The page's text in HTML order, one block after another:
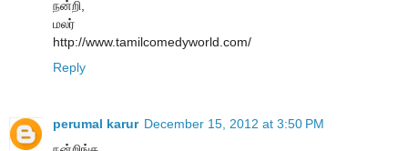
நன்றி,
மலர்
http://www.tamilcomedyworld.com/
Reply
perumal karur December 15, 2012 at 3:50 PM